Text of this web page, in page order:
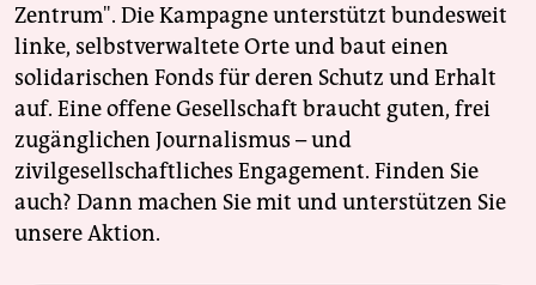
Zentrum". Die Kampagne unterstützt bundesweit
linke, selbstverwaltete Orte und baut einen
solidarischen Fonds für deren Schutz und Erhalt
auf. Eine offene Gesellschaft braucht guten, frei
zugänglichen Journalismus – und
zivilgesellschaftliches Engagement. Finden Sie
auch? Dann machen Sie mit und unterstützen Sie
unsere Aktion.